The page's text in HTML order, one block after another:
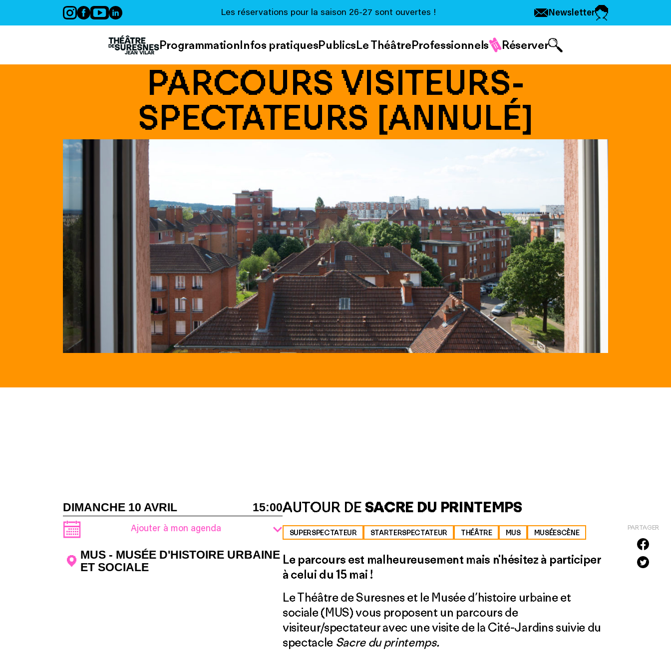
Les réservations pour la saison 26-27 sont ouvertes ! Newsletter
ProgrammationInfos pratiquesPublicsLe ThéâtreProfessionnels Réserver
PARCOURS VISITEURS-
SPECTATEURS [ANNULÉ]
PARTAGER
DIMANCHE 10 AVRIL 15:00
Ajouter à mon agenda
MUS - MUSÉE D'HISTOIRE URBAINE
ET SOCIALE
AUTOUR DE SACRE DU PRINTEMPS
SUPERSPECTATEUR STARTERSPECTATEUR THÉÂTRE MUS MUSÉESCÈNE
Le parcours est malheureusement mais n'hésitez à participer
à celui du 15 mai !
Le Théâtre de Suresnes et le Musée d’his­toire urbaine et
sociale (MUS) vous pro­posent un parcours de
visiteur/spectateur avec une visite de la Cité-Jardins suivie du
spectacle Sacre du printemps.
Panneau de gestion des cookies